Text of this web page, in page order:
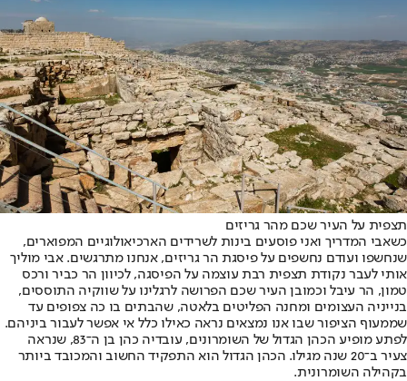
תצפית על העיר שכם מהר גריזים
כשאבי המדריך ואני פוסעים בינות לשרידים הארכיאולוגיים המפוארים,
שנחשפו ועודם נחשפים על פיסגת הר גריזים, אנחנו מתרגשים. אבי מוליך
אותי לעבר נקודת תצפית רבת עוצמה על הפיסגה, לכיוון הר כביר ורכס
טמון, הר עיבל וכמובן העיר שכם הפרושה לרגלינו על שווקיה התוססים,
בנייניה העצומים ומחנה הפליטים בלאטה, שהבתים בו כה צפופים עד
שממעוף הציפור שבו אנו נמצאים נראה כאילו כלל אי אפשר לעבור ביניהם.
לפתע מופיע הכהן הגדול של השומרונים, עובדיה כהן בן ה־83, שנראה
צעיר ב־20 שנה מגילו. הכהן הגדול הוא התפקיד החשוב והמכובד ביותר
בקהילה השומרונית.